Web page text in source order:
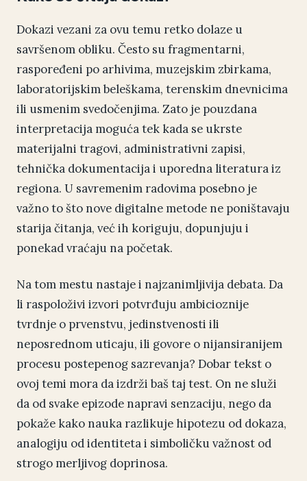
Dokazi vezani za ovu temu retko dolaze u
savršenom obliku. Često su fragmentarni,
raspoređeni po arhivima, muzejskim zbirkama,
laboratorijskim beleškama, terenskim dnevnicima
ili usmenim svedočenjima. Zato je pouzdana
interpretacija moguća tek kada se ukrste
materijalni tragovi, administrativni zapisi,
tehnička dokumentacija i uporedna literatura iz
regiona. U savremenim radovima posebno je
važno to što nove digitalne metode ne poništavaju
starija čitanja, već ih koriguju, dopunjuju i
ponekad vraćaju na početak.
Na tom mestu nastaje i najzanimljivija debata. Da
li raspoloživi izvori potvrđuju ambicioznije
tvrdnje o prvenstvu, jedinstvenosti ili
neposrednom uticaju, ili govore o nijansiranijem
procesu postepenog sazrevanja? Dobar tekst o
ovoj temi mora da izdrži baš taj test. On ne služi
da od svake epizode napravi senzaciju, nego da
pokaže kako nauka razlikuje hipotezu od dokaza,
analogiju od identiteta i simboličku važnost od
strogo merljivog doprinosa.